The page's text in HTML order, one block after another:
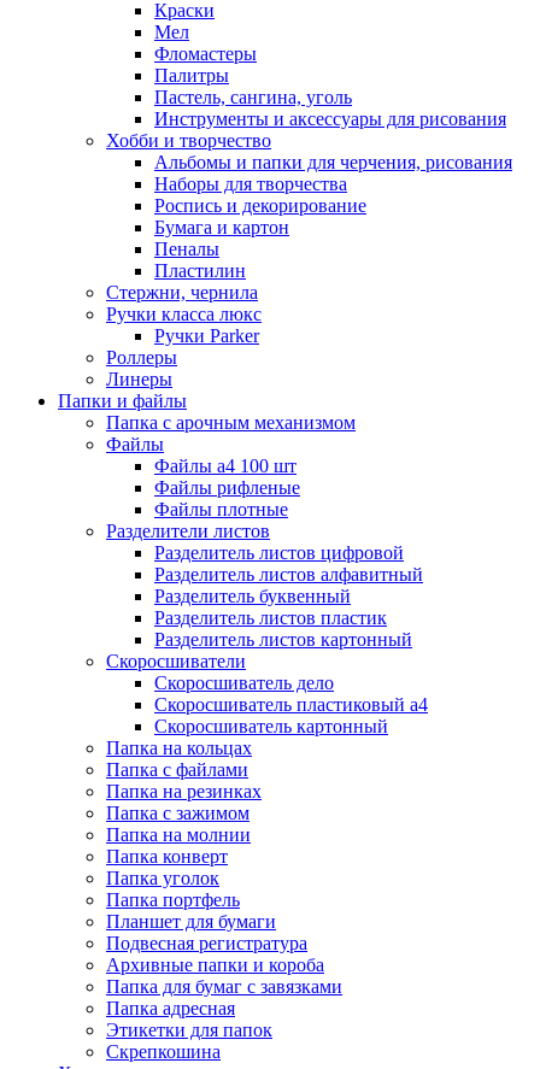
Краски
Мел
Фломастеры
Палитры
Пастель, сангина, уголь
Инструменты и аксессуары для рисования
Хобби и творчество
Альбомы и папки для черчения, рисования
Наборы для творчества
Роспись и декорирование
Бумага и картон
Пеналы
Пластилин
Стержни, чернила
Ручки класса люкс
Ручки Parker
Роллеры
Линеры
Папки и файлы
Папка с арочным механизмом
Файлы
Файлы а4 100 шт
Файлы рифленые
Файлы плотные
Разделители листов
Разделитель листов цифровой
Разделитель листов алфавитный
Разделитель буквенный
Разделитель листов пластик
Разделитель листов картонный
Скоросшиватели
Скоросшиватель дело
Скоросшиватель пластиковый а4
Скоросшиватель картонный
Папка на кольцах
Папка с файлами
Папка на резинках
Папка с зажимом
Папка на молнии
Папка конверт
Папка уголок
Папка портфель
Планшет для бумаги
Подвесная регистратура
Архивные папки и короба
Папка для бумаг с завязками
Папка адресная
Этикетки для папок
Скрепкошина